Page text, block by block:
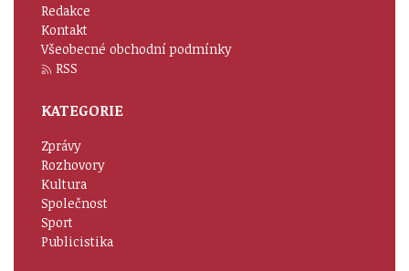
Redakce
Kontakt
Všeobecné obchodní podmínky
RSS
KATEGORIE
Zprávy
Rozhovory
Kultura
Společnost
Sport
Publicistika